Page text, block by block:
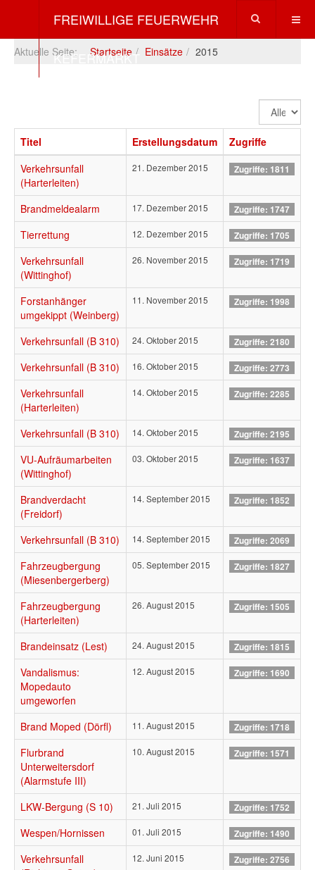
FREIWILLIGE FEUERWEHR
KEFERMARKT
Aktuelle Seite: Startseite Einsätze 2015
Anzeige
#
Titel
Erstellungsdatum
Zugriffe
Verkehrsunfall
(Harterleiten)
21. Dezember 2015 Zugriffe: 1811
Brandmeldealarm 17. Dezember 2015 Zugriffe: 1747
Tierrettung 12. Dezember 2015 Zugriffe: 1705
Verkehrsunfall
(Wittinghof)
26. November 2015 Zugriffe: 1719
Forstanhänger
umgekippt (Weinberg)
11. November 2015 Zugriffe: 1998
Verkehrsunfall (B 310) 24. Oktober 2015 Zugriffe: 2180
Verkehrsunfall (B 310) 16. Oktober 2015 Zugriffe: 2773
Verkehrsunfall
(Harterleiten)
14. Oktober 2015 Zugriffe: 2285
Verkehrsunfall (B 310) 14. Oktober 2015 Zugriffe: 2195
VU-Aufräumarbeiten
(Wittinghof)
03. Oktober 2015 Zugriffe: 1637
Brandverdacht
(Freidorf)
14. September 2015 Zugriffe: 1852
Verkehrsunfall (B 310) 14. September 2015 Zugriffe: 2069
Fahrzeugbergung
(Miesenbergerberg)
05. September 2015 Zugriffe: 1827
Fahrzeugbergung
(Harterleiten)
26. August 2015 Zugriffe: 1505
Brandeinsatz (Lest) 24. August 2015 Zugriffe: 1815
Vandalismus:
Mopedauto
umgeworfen
12. August 2015 Zugriffe: 1690
Brand Moped (Dörfl) 11. August 2015 Zugriffe: 1718
Flurbrand
Unterweitersdorf
(Alarmstufe III)
10. August 2015 Zugriffe: 1571
LKW-Bergung (S 10) 21. Juli 2015 Zugriffe: 1752
Wespen/Hornissen 01. Juli 2015 Zugriffe: 1490
Verkehrsunfall
12. Juni 2015 Zugriffe: 2756